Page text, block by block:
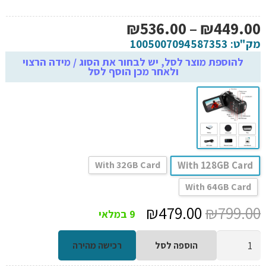
₪449.00
–
₪536.00
עד
מק"ט: 1005007094587353
להוספת מוצר לסל, יש לבחור את הסוג / מידה הרצוי
ולאחר מכן הוסף לסל
With 128GB Card
With 32GB Card
With 64GB Card
₪799.00 המחיר
המקורי
היה:
₪799.00.
₪479.00 המחיר
הנוכחי
הוא:
₪479.00.
9 במלאי
הוספה לסל רכישה מהירה